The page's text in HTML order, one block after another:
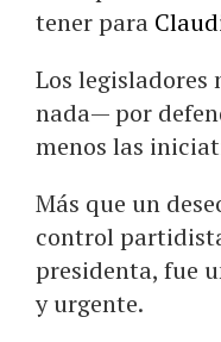
tener para
Los
nada— por
menos las
Más que un
control
presidenta, fue
y urgente.